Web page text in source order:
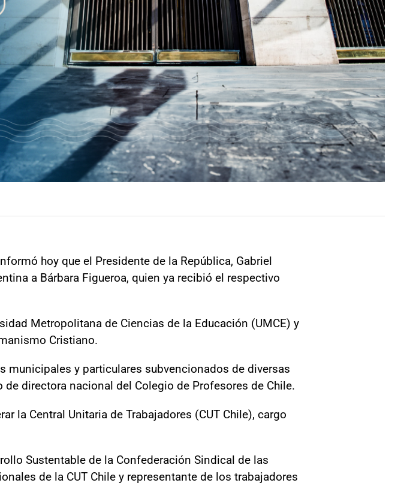
hoy que el Presidente de la República, Gabriel
a Bárbara Figueroa, quien ya recibió el respectivo
Metropolitana de Ciencias de la Educación (UMCE) y
Cristiano.
y particulares subvencionados de diversas
directora nacional del Colegio de Profesores de Chile.
la Central Unitaria de Trabajadores (CUT Chile), cargo
Sustentable de la Confederación Sindical de las
de la CUT Chile y representante de los trabajadores